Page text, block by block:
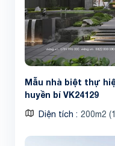
Mẫu nhà biệt thự
huyền bí VK24129
Diện tích 200m2